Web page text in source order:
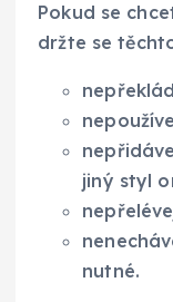
Pokud se
držte se
jiný styl
nutné.